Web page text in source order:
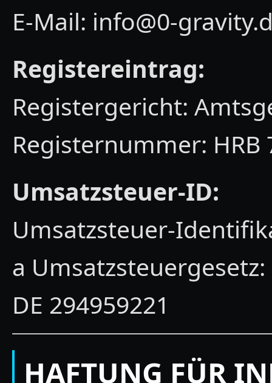
E-Mail: info@0-
Registereintrag:
Registergericht:
Registernummer: HRB
Umsatzsteuer-ID:
Umsatzsteuer-
a Umsatzsteuergesetz:
DE 294959221
HAFTUNG FÜR